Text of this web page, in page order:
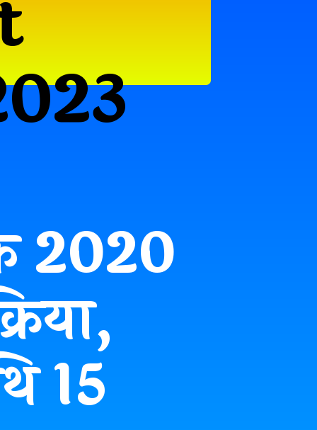
2020
15